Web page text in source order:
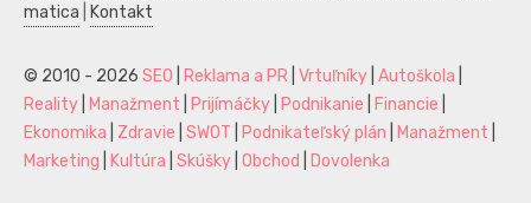
matica
Kontakt
© 2010 - 2026 SEO Reklama a PR Vrtuľníky Autoškola
Reality
Manažment Prijímáčky Podnikanie Financie
Ekonomika
Zdravie SWOT Podnikateľský plán Manažment
Marketing
Kultúra Skúšky Obchod Dovolenka